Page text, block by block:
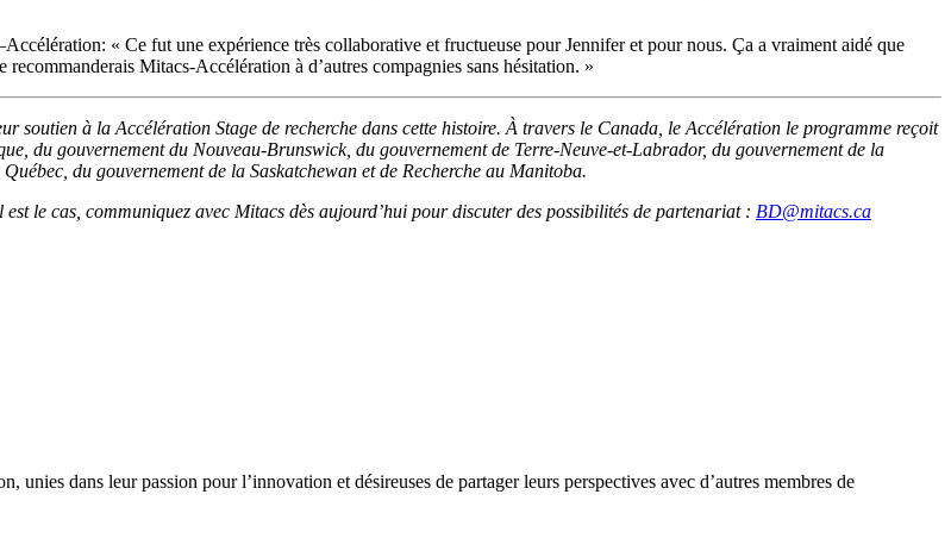
« Ce fut une expérience très collaborative et fructueuse pour Jennifer et pour nous. Ça a vraiment aidé que
Mitacs-Accélération à d’autres compagnies sans hésitation. »
soutien à la Accélération Stage de recherche dans cette histoire. À travers le Canada, le Accélération le programme reçoit
du gouvernement du Nouveau-Brunswick, du gouvernement de Terre-Neuve-et-Labrador, du gouvernement de la
du gouvernement de la Saskatchewan et de Recherche au Manitoba.
le cas, communiquez avec Mitacs dès aujourd’hui pour discuter des possibilités de partenariat : BD@mitacs.ca
dans leur passion pour l’innovation et désireuses de partager leurs perspectives avec d’autres membres de